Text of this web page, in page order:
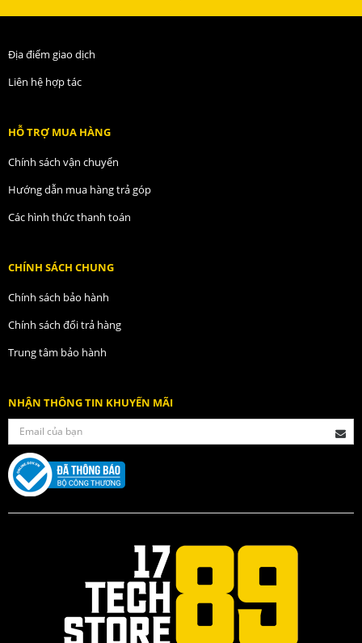
Địa điểm giao dịch
Liên hệ hợp tác
HỖ TRỢ MUA HÀNG
Chính sách vận chuyển
Hướng dẫn mua hàng trả góp
Các hình thức thanh toán
CHÍNH SÁCH CHUNG
Chính sách bảo hành
Chính sách đổi trả hàng
Trung tâm bảo hành
NHẬN THÔNG TIN KHUYẾN MÃI